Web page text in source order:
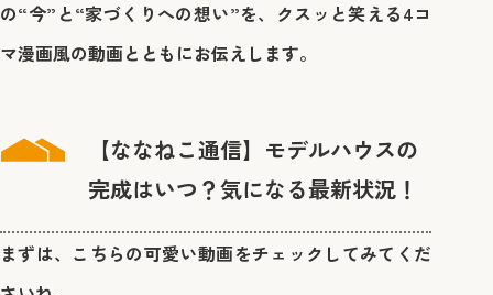
の“今”と“家づくりへの想い”を、クスッと笑える4コ
マ漫画風の動画とともにお伝えします。
【ななねこ通信】モデルハウスの
完成はいつ？気になる最新状況！
まずは、こちらの可愛い動画をチェックしてみてくだ